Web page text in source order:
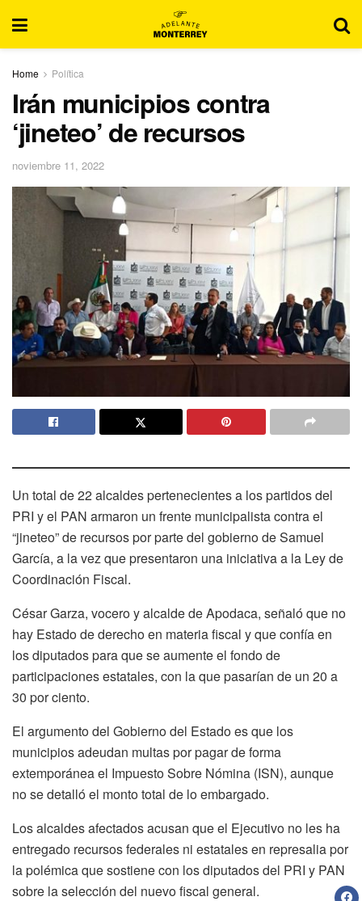
Home Política
Irán municipios contra
‘jineteo’ de recursos
noviembre 11, 2022
Un total de 22 alcaldes pertenecientes a los partidos del
PRI y el PAN armaron un frente municipalista contra el
“jineteo” de recursos por parte del gobierno de Samuel
García, a la vez que presentaron una iniciativa a la Ley de
Coordinación Fiscal.
César Garza, vocero y alcalde de Apodaca, señaló que no
hay Estado de derecho en materia fiscal y que confía en
los diputados para que se aumente el fondo de
participaciones estatales, con la que pasarían de un 20 a
30 por ciento.
El argumento del Gobierno del Estado es que los
municipios adeudan multas por pagar de forma
extemporánea el Impuesto Sobre Nómina (ISN), aunque
no se detalló el monto total de lo embargado.
Los alcaldes afectados acusan que el Ejecutivo no les ha
entregado recursos federales ni estatales en represalia por
la polémica que sostiene con los diputados del PRI y PAN
sobre la selección del nuevo fiscal general.